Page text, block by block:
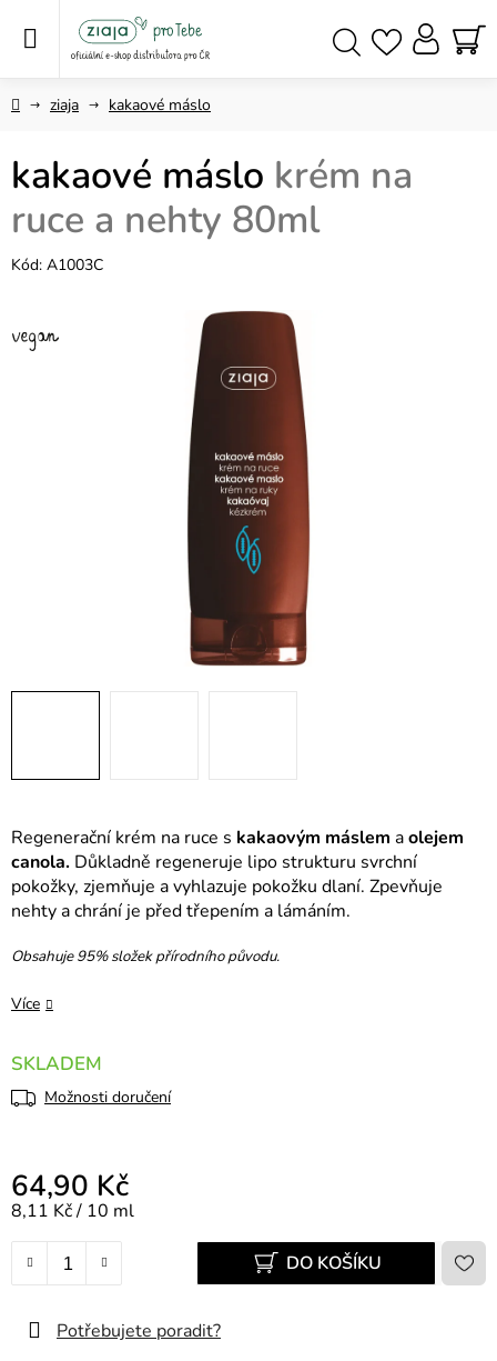
Domůziaja kakaové máslo
Regenerační krém na ruce s kakaovým máslem aolejem
canola. Důkladně regeneruje lipo strukturu svrchní
pokožky, zjemňuje a vyhlazuje pokožku dlaní. Zpevňuje
nehty a chrání je před třepením a lámáním.
Obsahuje 95% složek přírodního původu.
Více
SKLADEM
Možnosti doručení
64,90 Kč
Měrná cena:
8,11 Kč / 10 ml
DO KOŠÍKU
Potřebujete poradit?
kakaové máslo krém na
ruce a nehty 80ml
Kód: A1003C